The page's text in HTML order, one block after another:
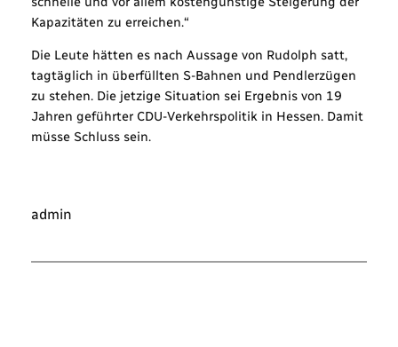
Kapazitäten zu erreichen.“
Die Leute hätten es nach Aussage von Rudolph satt,
tagtäglich in überfüllten S-Bahnen und Pendlerzügen
zu stehen. Die jetzige Situation sei Ergebnis von 19
Jahren geführter CDU-Verkehrspolitik in Hessen. Damit
müsse Schluss sein.
admin